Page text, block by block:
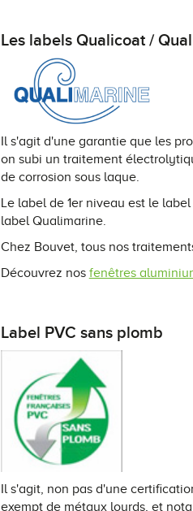
Les labels Qualicoat /
Il s'agit d'une garantie que les
on subi un traitement
de corrosion sous laque.
Le label de 1er niveau est le
label Qualimarine.
Chez Bouvet, tous nos
Découvrez nos fenêtres
Label PVC sans plomb
Il s'agit, non pas d'une
exempt de métaux lourds, et